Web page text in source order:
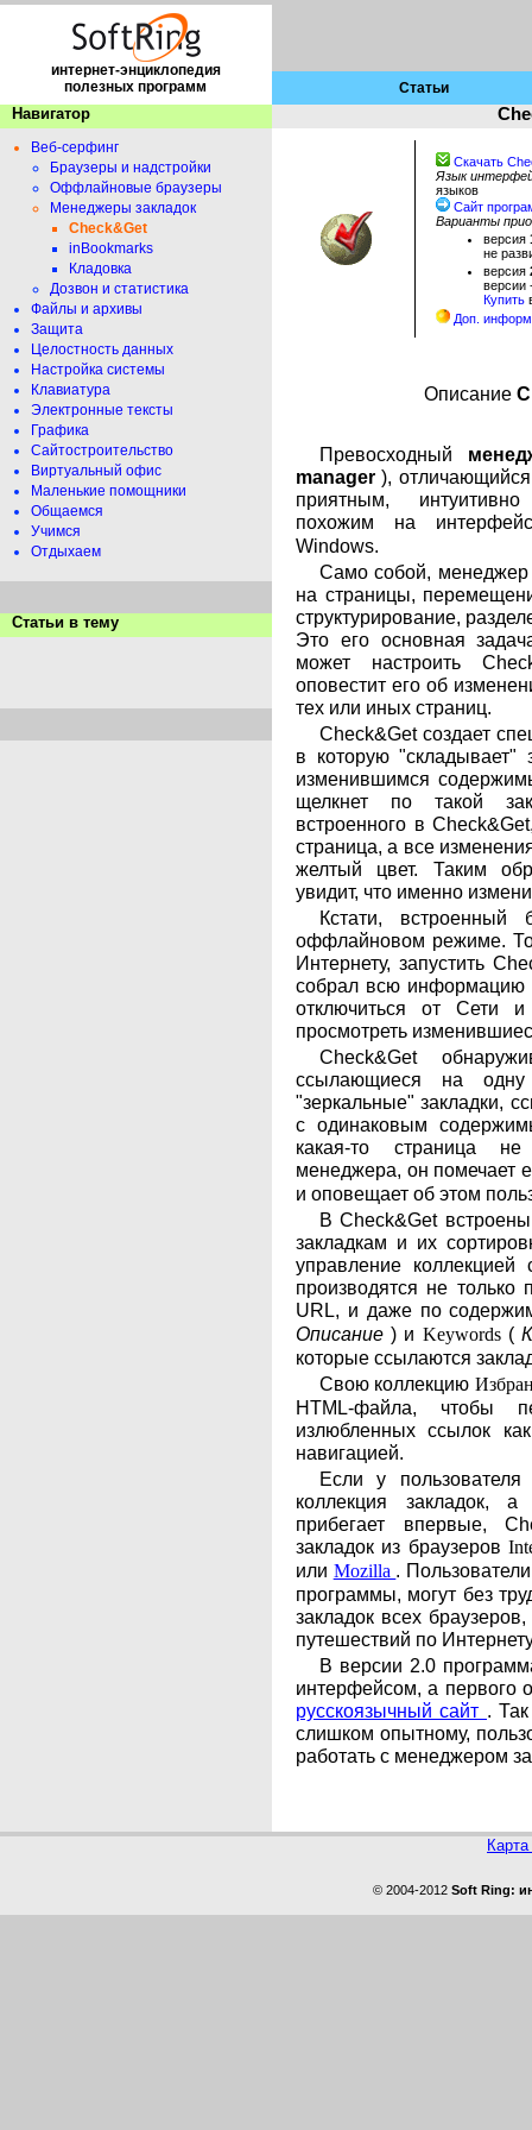
интернет-энциклопедия
полезных программ
Статьи
Навигатор
Веб-серфинг
Браузеры и надстройки
Оффлайновые браузеры
Менеджеры закладок
Check&Get
inBookmarks
Кладовка
Дозвон и статистика
Файлы и архивы
Защита
Целостность данных
Настройка системы
Клавиатура
Электронные тексты
Графика
Сайтостроительство
Виртуальный офис
Маленькие помощники
Общаемся
Учимся
Отдыхаем
Статьи в тему
Скачать
Язык
языков
Сайт
Варианты
версия
не
версия
версии
Купить
Доп.
Описание
Превосходный
manager),
приятным,
похожим на
Windows.
Само собой, менеджер
на страницы,
структурирование,
Это его основная
может настроить
оповестит его об
тех или иных страниц.
Check&Get создает
в которую "складывает"
изменившимся
щелкнет по такой
встроенного в
страница, а все
желтый цвет. Таким
увидит, что именно
Кстати, встроенный
оффлайновом режиме. То
Интернету, запустить
собрал всю информацию
отключиться от Сети
просмотреть
Check&Get
ссылающиеся на
"зеркальные" закладки,
с одинаковым
какая-то страница
менеджера, он помечает
и оповещает об этом
В Check&Get
закладкам и их
управление коллекцией
производятся не
URL, и даже по
Описание) и Keywords (
которые ссылаются
Свою коллекцию
HTML-файла, чтобы
излюбленных ссылок
навигацией.
Если у
коллекция
прибегает впервые,
закладок из браузеров
или Mozilla .
программы, могут без
закладок всех
путешествий по
В версии 2.0
интерфейсом, а первого
русскоязычный сайт .
слишком опытному,
работать с менеджером
© 2004-2012 Soft Ring: